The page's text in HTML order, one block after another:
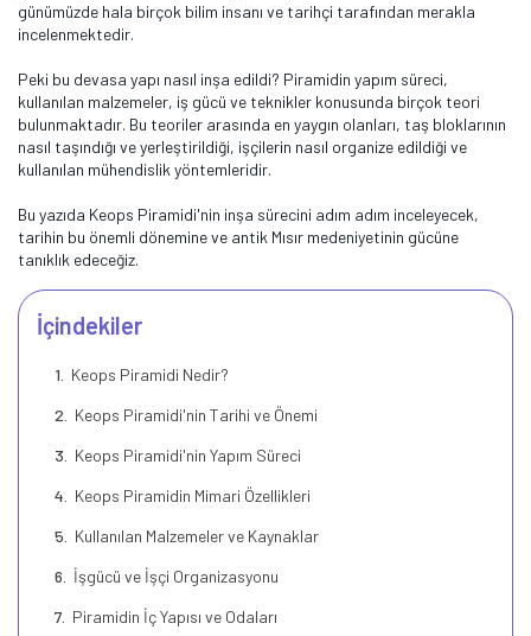
günümüzde hala birçok bilim insanı ve tarihçi tarafından merakla
incelenmektedir.
Peki bu devasa yapı nasıl inşa edildi? Piramidin yapım süreci,
kullanılan malzemeler, iş gücü ve teknikler konusunda birçok teori
bulunmaktadır. Bu teoriler arasında en yaygın olanları, taş bloklarının
nasıl taşındığı ve yerleştirildiği, işçilerin nasıl organize edildiği ve
kullanılan mühendislik yöntemleridir.
Bu yazıda Keops Piramidi'nin inşa sürecini adım adım inceleyecek,
tarihin bu önemli dönemine ve antik Mısır medeniyetinin gücüne
tanıklık edeceğiz.
İçindekiler
Keops Piramidi Nedir?
Keops Piramidi'nin Tarihi ve Önemi
Keops Piramidi'nin Yapım Süreci
Keops Piramidin Mimari Özellikleri
Kullanılan Malzemeler ve Kaynaklar
İşgücü ve İşçi Organizasyonu
Piramidin İç Yapısı ve Odaları